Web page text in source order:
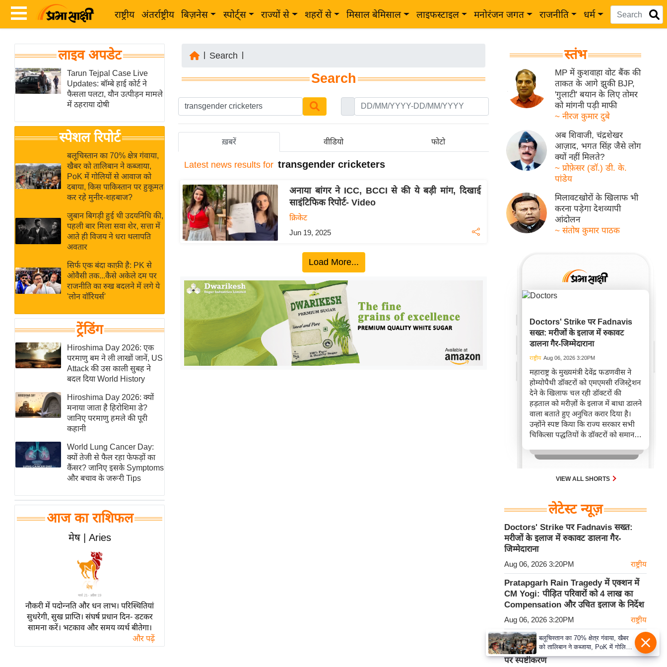
राष्ट्रीय अंतर्राष्ट्रीय बिज़नेस स्पोर्ट्स राज्यों से शहरों से मिसाल बेमिसाल लाइफस्टाइल मनोरंजन जगत राजनीति धर्म
Latest
News
in
Hindi
News
Live
Breaking
News in
Hindi
News
Hindi
Videos
ता
ख
ब
राष्ट्रीय
अंतर्राष्ट्रीय
उद्योग
जगत
बजट
खेल
IPL
2026
ई-पेपर
मिसाल बेमिसाल
शख्सियत
यंग इंडिया
साहित्य जगत
ऑटो वर्ल्ड
न्यूज ब्रीफ
मनोरंजन जगत
हॉलीवुड
फिल्म समीक्षा
Breaking
News
लाइफस्टाइल
ब्यूटी/फैशन
पर्यटन स्थल
फिटनेस मंत्रा
रिलेशनशिप
राजनीति
समसामयिक
लाइव अपडेट
Tarun Tejpal Case Live
Updates: बॉम्बे हाई कोर्ट ने
फैसला पलटा, यौन उत्पीड़न मामले
में ठहराया दोषी
स्पेशल रिपोर्ट
बलूचिस्तान का 70% क्षेत्र गंवाया,
खैबर को तालिबान ने कब्जाया,
PoK में गोलियों से आवाज को
दबाया, किस पाकिस्तान पर हुकूमत
कर रहे मुनीर-शहबाज?
जुबान बिगड़ी हुई थी उदयनिधि की,
पहली बार मिला सवा शेर, सत्ता में
आते ही विजय ने धरा थलापति
अवतार
सिर्फ एक बंदा काफ़ी है: PK से
ओवैसी तक...कैसे अकेले दम पर
राजनीति का रुख बदलने में लगे ये
'लोन वॉरियर्स'
ट्रेंडिंग
Hiroshima Day 2026: एक
परमाणु बम ने ली लाखों जानें, US
Attack की उस काली सुबह ने
बदल दिया World History
Hiroshima Day 2026: क्यों
मनाया जाता है हिरोशिमा डे?
जानिए परमाणु हमले की पूरी
कहानी
World Lung Cancer Day:
क्यों तेजी से फैल रहा फेफड़ों का
कैंसर? जानिए इसके Symptoms
और बचाव के जरूरी Tips
आज का राशिफल
मेष | Aries
नौकरी में पदोन्नति और धन लाभ। परिस्थितियां
सुधरेगी, सुख प्राप्ति। संघर्ष प्रधान दिन- डटकर
सामना करें। भटकाव और समय व्यर्थ बीतेगा।
और पढ़ें
Search
Search
ख़बरें वीडियो फोटो
Latest news results for transgender cricketers
अनाया बांगर ने ICC, BCCI से की ये बड़ी मांग, दिखाई
साइंटिफिक रिपोर्ट- Video
क्रिकेट
Jun 19, 2025
Load More...
स्तंभ
MP में कुशवाहा वोट बैंक की
ताकत के आगे झुकी BJP,
'गुलाटी' बयान के लिए तोमर
को मांगनी पड़ी माफी
~ नीरज कुमार दुबे
अब शिवाजी, चंद्रशेखर
आज़ाद, भगत सिंह जैसे लोग
क्यों नहीं मिलते?
~ प्रोफ़ेसर (डॉ.) डी. के.
पांडेय
मिलावटखोरों के खिलाफ भी
करना पड़ेगा देशव्यापी
आंदोलन
~ संतोष कुमार पाठक
Doctors' Strike पर Fadnavis
सख्त: मरीजों के इलाज में रुकावट
डालना गैर-जिम्मेदाराना
राष्ट्रीय Aug 06, 2026 3:20PM
महाराष्ट्र के मुख्यमंत्री देवेंद्र फडणवीस ने
होम्योपैथी डॉक्टरों को एमएमसी रजिस्ट्रेशन
देने के खिलाफ चल रही डॉक्टरों की
हड़ताल को मरीज़ों के इलाज में बाधा डालने
वाला बताते हुए अनुचित करार दिया है।
उन्होंने स्पष्ट किया कि राज्य सरकार सभी
चिकित्सा पद्धतियों के डॉक्टरों को समान
करती, इसलिए विरोध प्रदर्शनों से मरीज़ों की
VIEW ALL SHORTS
लेटेस्ट न्यूज़
Doctors' Strike पर Fadnavis सख्त:
मरीजों के इलाज में रुकावट डालना गैर-
जिम्मेदाराना
Aug 06, 2026 3:20PM राष्ट्रीय
Pratapgarh Rain Tragedy में एक्शन में
CM Yogi: पीड़ित परिवारों को 4 लाख का
Compensation और उचित इलाज के निर्देश
Aug 06, 2026 3:20PM राष्ट्रीय
यह समूचे विपक्ष की जीत, Santosh Kumar
ने Amit Shah से मांगा July 20 की घटना
पर स्पष्टीकरण
बलूचिस्तान का 70% क्षेत्र गंवाया, खैबर
को तालिबान ने कब्जाया, PoK में गोलियों
से आवाज को दबाया, किस पाकिस्तान पर
हुकूमत कर रहे मुनीर-शहबाज?